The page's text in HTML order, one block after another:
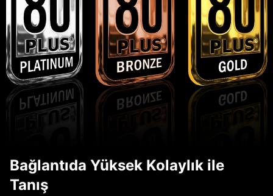
Bağlantıda Yüksek Kolaylık ile
Tanış